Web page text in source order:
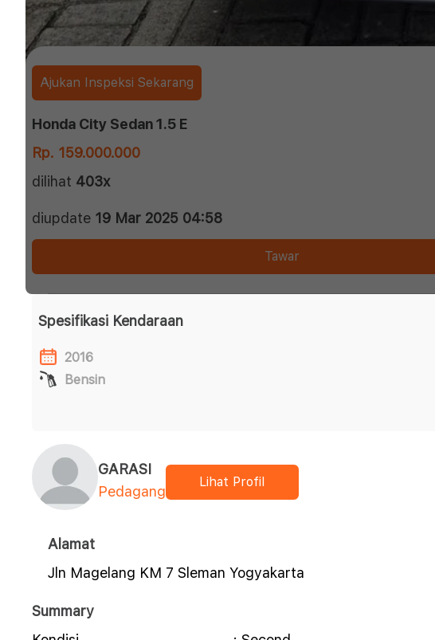
Ajukan Inspeksi Sekarang
Honda City Sedan 1.5 E
Rp. 159.000.000
dilihat 403x
diupdate 19 Mar 2025 04:58
Tawar
Spesifikasi Kendaraan
2016
Bensin
GARASI
Pedagang
Lihat Profil
Alamat
Jln Magelang KM 7 Sleman Yogyakarta
Summary